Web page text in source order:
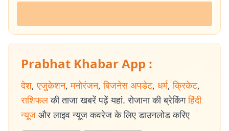
Prabhat Khabar App :
देश, एजुकेशन, मनोरंजन, बिजनेस अपडेट, धर्म, क्रिकेट,
राशिफल की ताजा खबरें पढ़ें यहां. रोजाना की ब्रेकिंग हिंदी
न्यूज और लाइव न्यूज कवरेज के लिए डाउनलोड करिए